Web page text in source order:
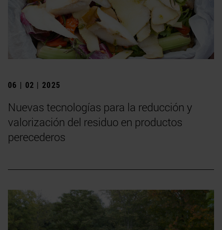
06 | 02 | 2025
Nuevas tecnologías para la reducción y
valorización del residuo en productos
perecederos